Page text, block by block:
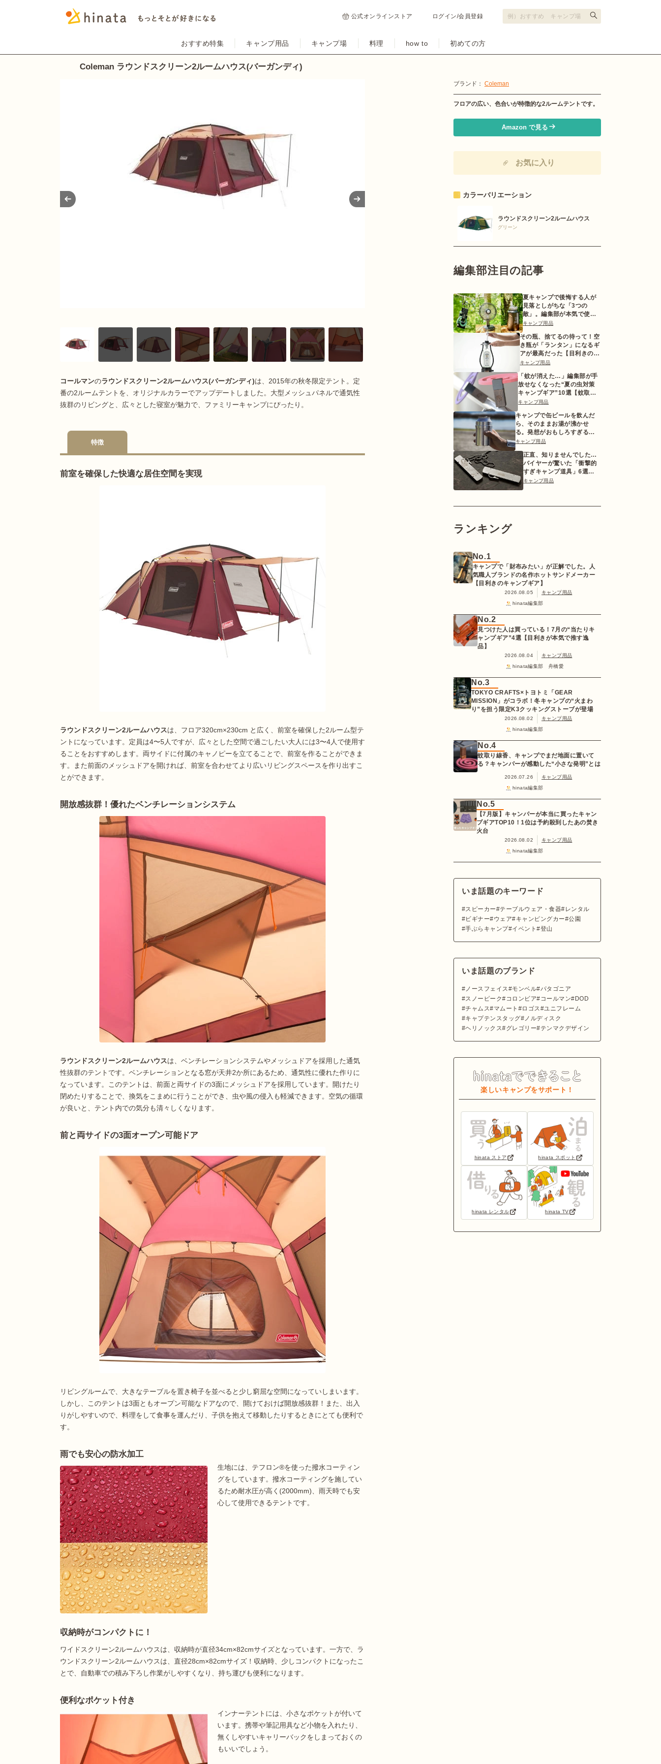
公式オンラインストア ログイン/会員登録
おすすめ特集 キャンプ用品 キャンプ場 料理 how to 初めての方
Coleman ラウンドスクリーン2ルームハウス(バーガンディ)
コールマンのラウンドスクリーン2ルームハウス(バーガンディ)は、2015年の秋冬限定テント。定
番の2ルームテントを、オリジナルカラーでアップデートしました。大型メッシュパネルで通気性
抜群のリビングと、広々とした寝室が魅力で、ファミリーキャンプにぴったり。
特徴
前室を確保した快適な居住空間を実現
ラウンドスクリーン2ルームハウスは、フロア320cm×230cm と広く、前室を確保した2ルーム型テ
ントになっています。定員は4〜5人ですが、広々とした空間で過ごしたい大人には3〜4人で使用す
ることをおすすめします。両サイドに付属のキャノピーを立てることで、前室を作ることができま
す。また前面のメッシュドアを開ければ、前室を合わせてより広いリビングスペースを作り出すこ
とができます。
開放感抜群！優れたベンチレーションシステム
ラウンドスクリーン2ルームハウスは、ベンチレーションシステムやメッシュドアを採用した通気
性抜群のテントです。ベンチレーションとなる窓が天井2か所にあるため、通気性に優れた作りに
なっています。このテントは、前面と両サイドの3面にメッシュドアを採用しています。開けたり
閉めたりすることで、換気をこまめに行うことができ、虫や風の侵入も軽減できます。空気の循環
が良いと、テント内での気分も清々しくなります。
前と両サイドの3面オープン可能ドア
リビングルームで、大きなテーブルを置き椅子を並べると少し窮屈な空間になっていしまいます。
しかし、このテントは3面ともオープン可能なドアなので、開けておけば開放感抜群！また、出入
りがしやすいので、料理をして食事を運んだり、子供を抱えて移動したりするときにとても便利で
す。
雨でも安心の防水加工
生地には、テフロン®を使った撥水コーティン
グをしています。撥水コーティングを施してい
るため耐水圧が高く(2000mm)、雨天時でも安
心して使用できるテントです。
収納時がコンパクトに！
ワイドスクリーン2ルームハウスは、収納時が直径34cm×82cmサイズとなっています。一方で、ラ
ウンドスクリーン2ルームハウスは、直径28cm×82cmサイズ！収納時、少しコンパクトになったこ
とで、自動車での積み下ろし作業がしやすくなり、持ち運びも便利になります。
便利なポケット付き
インナーテントには、小さなポケットが付いて
います。携帯や筆記用具など小物を入れたり、
無くしやすいキャリーバックをしまっておくの
もいいでしょう。
ブランド： Coleman
フロアの広い、色合いが特徴的な2ルームテントです。
Amazon で見る
お気に入り
カラーバリエーション
ラウンドスクリーン2ルームハウス
グリーン
編集部注目の記事
夏キャンプで後悔する人が
見落としがちな「3つの
敵」。編集部が本気で使っ
た対策ギアとは
キャンプ用品
その瓶、捨てるの待って！空
き瓶が「ランタン」になるギ
アが最高だった【目利きのキ
ャンプギア】
キャンプ用品
「蚊が消えた…」編集部が手
放せなくなった“夏の虫対策
キャンプギア”10選【蚊取り
線香ホルダーetc.】
キャンプ用品
キャンプで缶ビールを飲んだ
ら、そのままお湯が沸かせ
る。発想がおもしろすぎるギ
ア【目利きのキャンプギア】
キャンプ用品
正直、知りませんでした…
バイヤーが驚いた「衝撃的
すぎキャンプ道具」6選
【2026年版】
キャンプ用品
ランキング
No.1
キャンプで「財布みたい」が正解でした。人
気職人ブランドの名作ホットサンドメーカー
【目利きのキャンプギア】
2026.08.05
キャンプ用品
hinata編集部
No.2
見つけた人は買っている！7月の“当たりキ
ャンプギア”4選【目利きが本気で推す逸
品】
2026.08.04
キャンプ用品
hinata編集部 舟橋愛
No.3
TOKYO CRAFTS×トヨトミ「GEAR
MISSION」がコラボ！冬キャンプの“火まわ
り”を担う限定K3クッキングストーブが登場
2026.08.02
キャンプ用品
hinata編集部
No.4
蚊取り線香、キャンプでまだ地面に置いて
る？キャンパーが感動した“小さな発明”とは
2026.07.26
キャンプ用品
hinata編集部
No.5
【7月版】キャンパーが本当に買ったキャン
プギアTOP10！1位は予約殺到したあの焚き
火台
2026.08.02
キャンプ用品
hinata編集部
いま話題のキーワード
スピーカー テーブルウェア・食器
レンタル
ビギナー
ウェア キャンピングカー
公園
手ぶらキャンプ イベント 登山
いま話題のブランド
ノースフェイス モンベル パタゴニア
スノーピーク
コロンビア コールマン
DOD
チャムス
マムート ロゴス
ユニフレーム
キャプテンスタッグ
ノルディスク
ヘリノックス
グレゴリー テンマクデザイン
楽しいキャンプをサポート！
hinata ストア hinata スポット
hinata レンタル hinata TV